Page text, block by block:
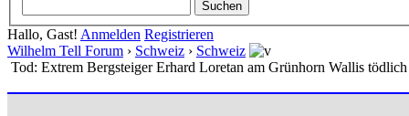
Hallo, Gast! Anmelden Registrieren
Wilhelm Tell Forum › Schweiz › Schweiz
Tod: Extrem Bergsteiger Erhard Loretan am Grünhorn Wallis tödlich